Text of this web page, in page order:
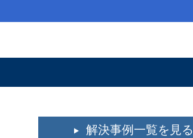
解決事例一覧を見る